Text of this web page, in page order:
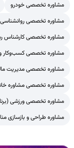
مشاوره تخصصی خودرو
مشاوره تخصصی روانشناسی
مشاوره تخصصی کارشناس
مشاوره تخصصی کسب‌وکار و
مشاوره تخصصی مدیریت
مشاوره تخصصی مشاوره
مشاوره تخصصی ورزشی
مشاوره طراحی و بازسازی